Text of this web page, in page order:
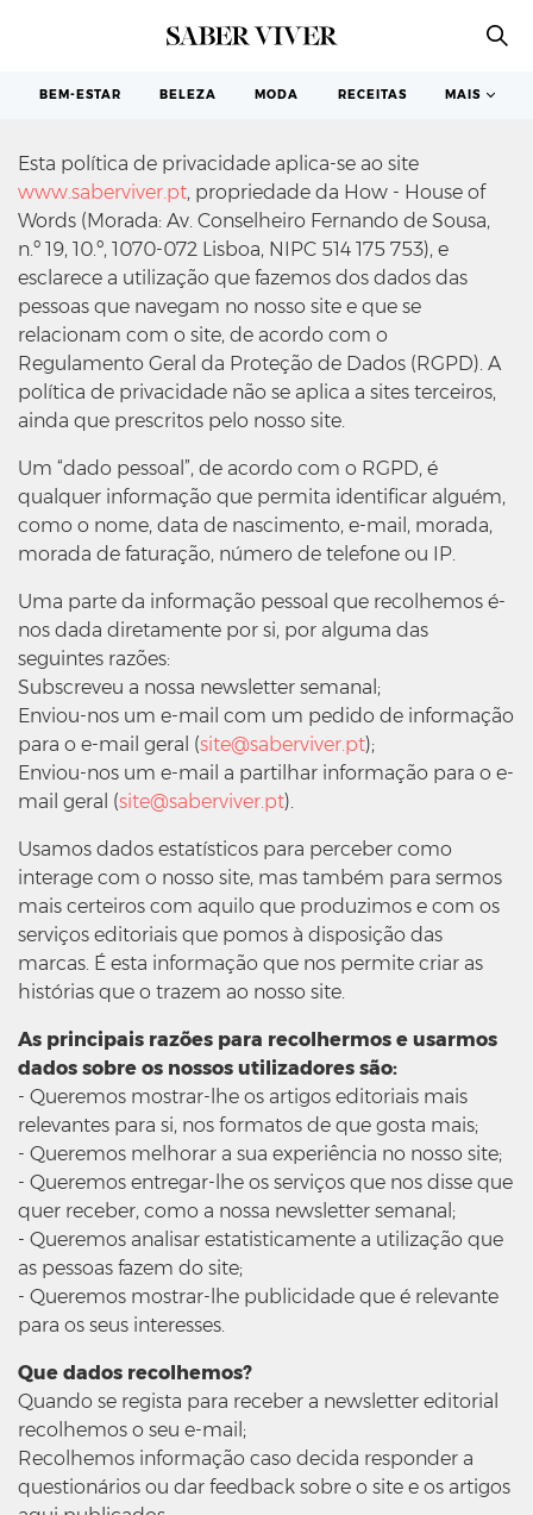
BEM-ESTAR BELEZA MODA RECEITAS MAIS
PRIVACIDADE & COOKIES
Esta política de privacidade aplica-se ao site
www.saberviver.pt, propriedade da How - House of
Words (Morada: Av. Conselheiro Fernando de Sousa,
n.º 19, 10.º, 1070-072 Lisboa, NIPC 514 175 753), e
esclarece a utilização que fazemos dos dados das
pessoas que navegam no nosso site e que se
relacionam com o site, de acordo com o
Regulamento Geral da Proteção de Dados (RGPD). A
política de privacidade não se aplica a sites terceiros,
ainda que prescritos pelo nosso site.
Um “dado pessoal”, de acordo com o RGPD, é
qualquer informação que permita identificar alguém,
como o nome, data de nascimento, e-mail, morada,
morada de faturação, número de telefone ou IP.
Uma parte da informação pessoal que recolhemos é-
nos dada diretamente por si, por alguma das
seguintes razões:
Subscreveu a nossa newsletter semanal;
Enviou-nos um e-mail com um pedido de informação
para o e-mail geral (site@saberviver.pt);
Enviou-nos um e-mail a partilhar informação para o e-
mail geral (site@saberviver.pt).
Usamos dados estatísticos para perceber como
interage com o nosso site, mas também para sermos
mais certeiros com aquilo que produzimos e com os
serviços editoriais que pomos à disposição das
marcas. É esta informação que nos permite criar as
histórias que o trazem ao nosso site.
As principais razões para recolhermos e usarmos
dados sobre os nossos utilizadores são:
- Queremos mostrar-lhe os artigos editoriais mais
relevantes para si, nos formatos de que gosta mais;
- Queremos melhorar a sua experiência no nosso site;
- Queremos entregar-lhe os serviços que nos disse que
quer receber, como a nossa newsletter semanal;
- Queremos analisar estatisticamente a utilização que
as pessoas fazem do site;
- Queremos mostrar-lhe publicidade que é relevante
para os seus interesses.
Que dados recolhemos?
Quando se regista para receber a newsletter editorial
recolhemos o seu e-mail;
Recolhemos informação caso decida responder a
questionários ou dar feedback sobre o site e os artigos